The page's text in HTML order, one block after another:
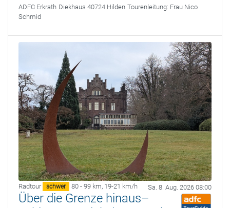
ADFC Erkrath Diekhaus 40724 Hilden Tourenleitung: Frau Nico
Schmid
Radtour schwer 80 - 99 km, 19-21 km/h Sa. 8. Aug. 2026 08:00
Über die Grenze hinaus–